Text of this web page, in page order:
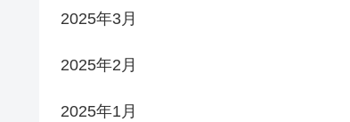
2025年3月
2025年2月
2025年1月